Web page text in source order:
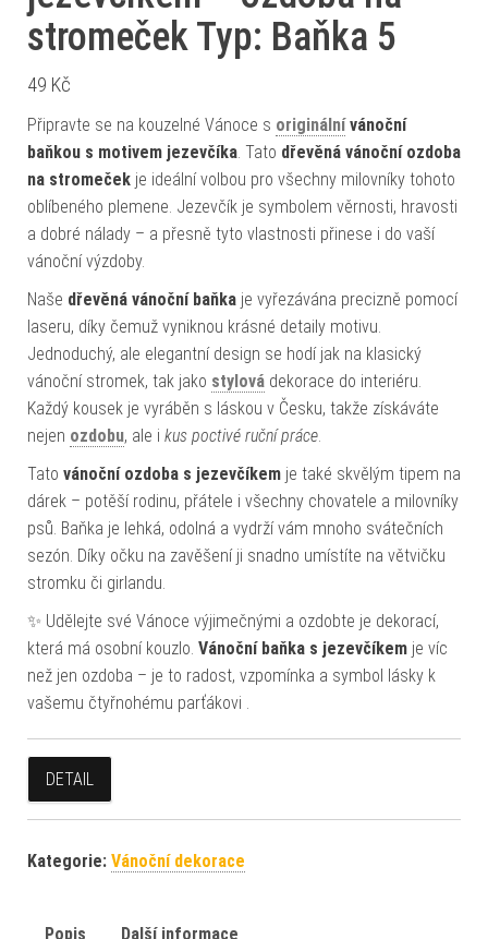
stromeček Typ: Baňka 5
49 Kč
Připravte se na kouzelné Vánoce s originální vánoční
baňkou s motivem jezevčíka. Tato dřevěná vánoční ozdoba
na stromeček je ideální volbou pro všechny milovníky tohoto
oblíbeného plemene. Jezevčík je symbolem věrnosti, hravosti
a dobré nálady – a přesně tyto vlastnosti přinese i do vaší
vánoční výzdoby.
Naše dřevěná vánoční baňka je vyřezávána precizně pomocí
laseru, díky čemuž vyniknou krásné detaily motivu.
Jednoduchý, ale elegantní design se hodí jak na klasický
vánoční stromek, tak jako stylová dekorace do interiéru.
Každý kousek je vyráběn s láskou v Česku, takže získáváte
nejen ozdobu, ale i kus poctivé ruční práce.
Tato vánoční ozdoba s jezevčíkem je také skvělým tipem na
dárek – potěší rodinu, přátele i všechny chovatele a milovníky
psů. Baňka je lehká, odolná a vydrží vám mnoho svátečních
sezón. Díky očku na zavěšení ji snadno umístíte na větvičku
stromku či girlandu.
✨ Udělejte své Vánoce výjimečnými a ozdobte je dekorací,
která má osobní kouzlo. Vánoční baňka s jezevčíkem je víc
než jen ozdoba – je to radost, vzpomínka a symbol lásky k
vašemu čtyřnohému parťákovi .
DETAIL
Kategorie: Vánoční dekorace
Popis Další informace